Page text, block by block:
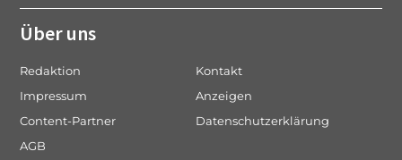
Über uns
Redaktion
Kontakt
Impressum
Anzeigen
Content-Partner
Datenschutzerklärung
AGB